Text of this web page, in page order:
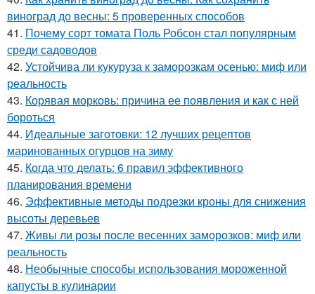
виноград до весны: 5 проверенных способов
41. Почему сорт томата Поль Робсон стал популярным
среди садоводов
42. Устойчива ли кукуруза к заморозкам осенью: миф или
реальность
43. Корявая морковь: причина ее появления и как с ней
бороться
44. Идеальные заготовки: 12 лучших рецептов
маринованных огурцов на зиму
45. Когда что делать: 6 правил эффективного
планирования времени
46. Эффективные методы подрезки кроны для снижения
высоты деревьев
47. Живы ли розы после весенних заморозков: миф или
реальность
48. Необычные способы использования мороженной
капусты в кулинарии